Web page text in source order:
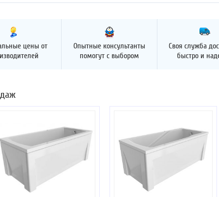
цены от
Опытные консультанты
помогут с выбором
Своя служба
быстро и